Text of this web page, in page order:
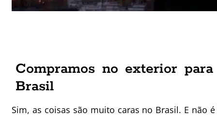
Compramos no exterior
Brasil
Sim, as coisas são muito caras no Brasil. E não